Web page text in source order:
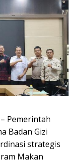
– Pemerintah
Badan Gizi
strategis
Makan